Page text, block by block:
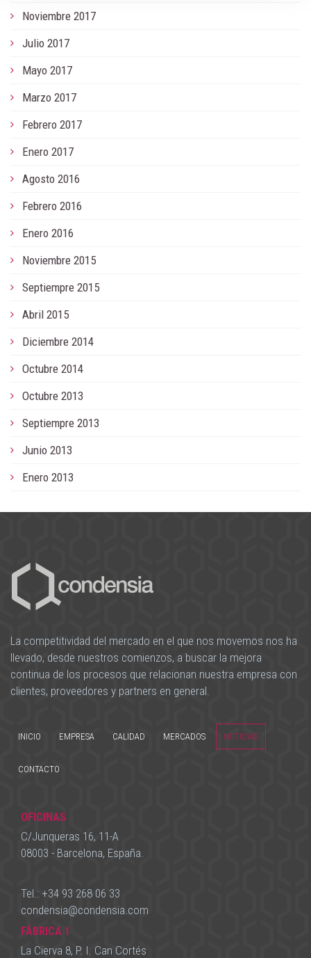
Noviembre 2017
Julio 2017
Mayo 2017
Marzo 2017
Febrero 2017
Enero 2017
Agosto 2016
Febrero 2016
Enero 2016
Noviembre 2015
Septiempre 2015
Abril 2015
Diciembre 2014
Octubre 2014
Octubre 2013
Septiempre 2013
Junio 2013
Enero 2013
La competitividad del mercado en el que nos movemos nos ha
llevado, desde nuestros comienzos, a buscar la mejora
continua de los procesos que relacionan nuestra empresa con
clientes, proveedores y partners en general.
INICIO EMPRESA CALIDAD MERCADOS NOTICIAS
CONTACTO
OFICINAS
C/Junqueras 16, 11-A
08003 - Barcelona, España.
Tel.: +34 93 268 06 33
condensia@condensia.com
FÁBRICA 1
La Cierva 8, P. I. Can Cortés